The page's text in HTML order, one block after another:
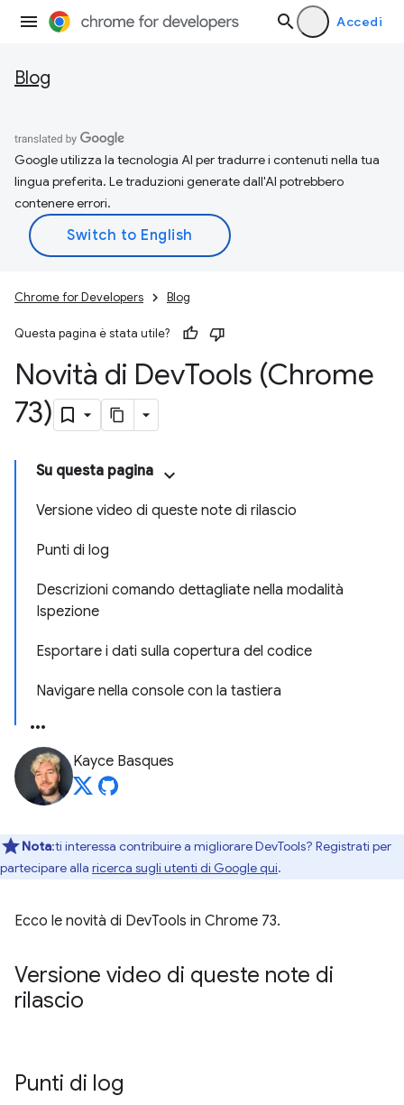
Accedi
Blog
Google utilizza la tecnologia AI per tradurre i contenuti nella tua
lingua preferita. Le traduzioni generate dall'AI potrebbero
contenere errori.
Chrome for Developers Blog
Questa pagina è stata utile?
Novità di DevTools (Chrome
73)
Su questa pagina
Versione video di queste note di rilascio
Punti di log
Descrizioni comando dettagliate nella modalità
Ispezione
Esportare i dati sulla copertura del codice
Navigare nella console con la tastiera
Kayce Basques
Nota:ti interessa contribuire a migliorare DevTools? Registrati per
partecipare alla ricerca sugli utenti di Google qui.
Ecco le novità di DevTools in Chrome 73.
Versione video di queste note di
rilascio
Punti di log